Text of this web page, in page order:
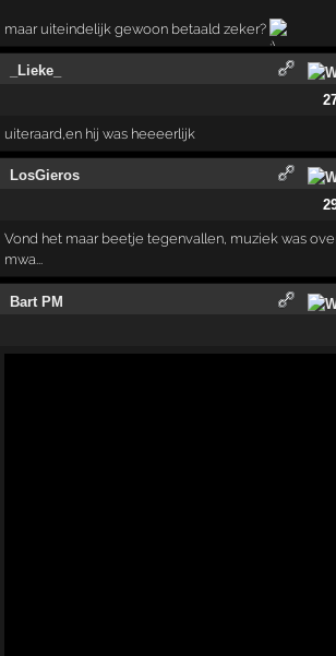
maar uiteindelijk gewoon betaald zeker?
_Lieke_
uiteraard,en hij was heeeerlijk
LosGieros
Vond het maar beetje tegenvallen, muziek was
mwa...
Bart PM